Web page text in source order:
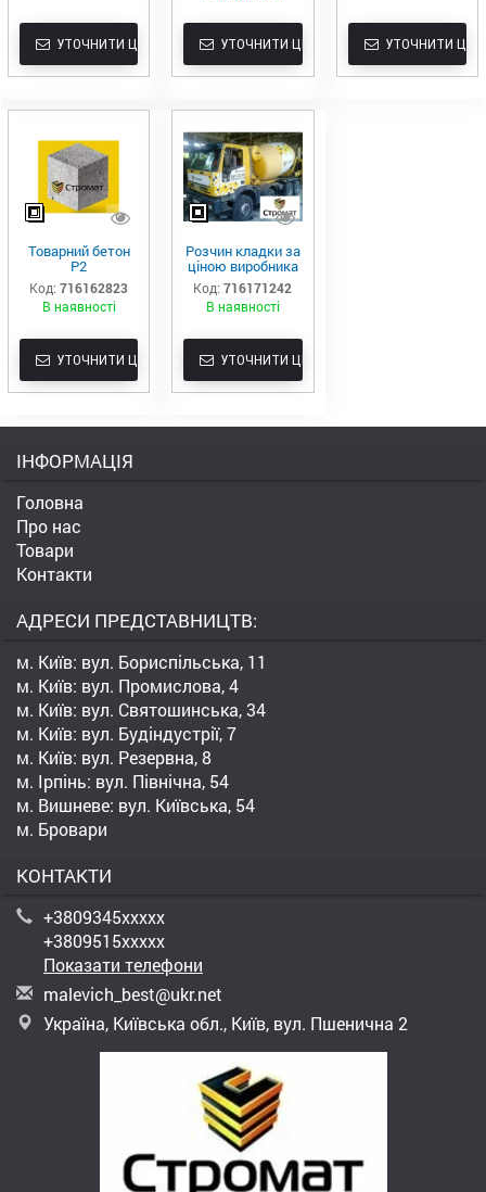
УТОЧНИТИ ЦІНУ УТОЧНИТИ ЦІНУ УТОЧНИТИ ЦІНУ
Товарний бетон
Р2
Код: 716162823
В наявності
УТОЧНИТИ ЦІНУ
Розчин кладки за
ціною виробника
Код: 716171242
В наявності
УТОЧНИТИ ЦІНУ
ІНФОРМАЦІЯ
Головна
Про нас
Товари
Контакти
АДРЕСИ ПРЕДСТАВНИЦТВ:
м. Київ: вул. Бориспільська, 11
м. Київ: вул. Промислова, 4
м. Київ: вул. Святошинська, 34
м. Київ: вул. Будіндустрії, 7
м. Київ: вул. Резервна, 8
м. Ірпінь: вул. Північна, 54
м. Вишневе: вул. Київська, 54
м. Бровари
КОНТАКТИ
+3809345xxxxx
+3809515xxxxx
Показати телефони
malevich_best@ukr.net
Україна, Київська обл., Київ, вул. Пшенична 2